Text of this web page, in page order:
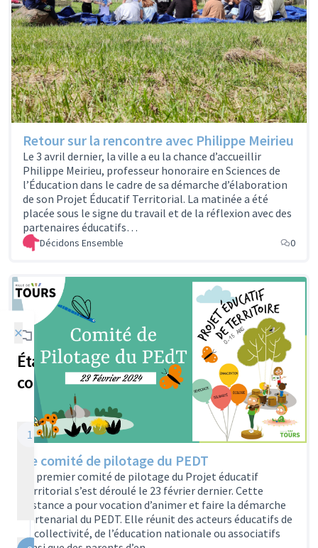
Retour sur la rencontre avec Philippe Meirieu
Le 3 avril dernier, la ville a eu la chance d’accueillir
Philippe Meirieu, professeur honoraire en Sciences de
l’Éducation dans le cadre de sa démarche d’élaboration
de son Projet Éducatif Territorial. La matinée a été
placée sous le signe du travail et de la réflexion avec des
partenaires éducatifs…
Décidons Ensemble 0
Le comité de pilotage du PEDT
Le premier comité de pilotage du Projet éducatif
territorial s’est déroulé le 23 février dernier. Cette
instance a pour vocation d’animer et faire la démarche
partenarial du PEDT. Elle réunit des acteurs éducatifs de
la collectivité, de l’éducation nationale ou associatifs
×
Étapes de la
concertation
1
Démarche
d'élaboration du
Projet éducatif de
territoire
11/10/2023 - 15/07/2024
Étape actuelle